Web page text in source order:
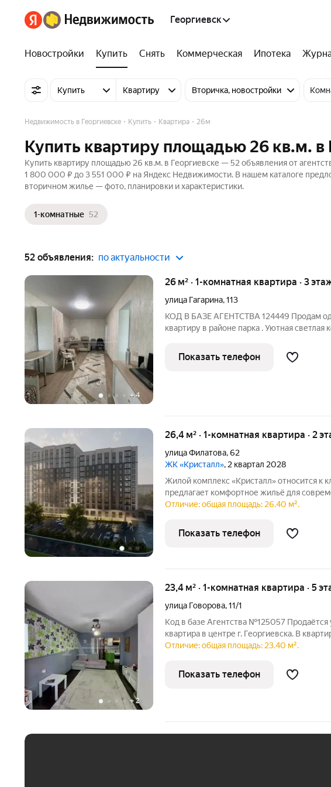
Георгиевск
Новостройки Купить Снять Коммерческая Ипотека
Купить Квартиру Вторичка, новостройки
Недвижимость в Георгиевске Купить Квартира 26м
Купить квартиру площадью 26 кв.м. в
Купить квартиру площадью 26 кв.м. в Георгиевске — 52 объявления от
1 800 000 ₽ до 3 551 000 ₽ на Яндекс Недвижимости. В нашем каталоге
вторичном жилье — фото, планировки и характеристики.
1-комнатные 52
52 объявления: по актуальности
+4
26 м² · 1-комнатная квартира · 3
улица Гагарина,113
КОД В БАЗЕ АГЕНТСТВА 124449 Продам
квартиру в районе парка . Уютная светлая
доступности , парк для прогулок ,
,транспорт общего
Показать телефон
26,4 м² · 1-комнатная квартира · 2
улица Филатова,62
ЖК «Кристалл», 2 квартал 2028
Жилой комплекс «Кристалл» относится к
предлагает комфортное жильё для
Комплекс расположен в активно
трёхподъездный дом, в котором
Отличие: общая площадь: 26.40 м².
Показать телефон
+2
23,4 м² · 1-комнатная квартира · 5
улица Говорова,11/1
Код в базе Агентства №125057 Продаётся
квартира в центре г. Георгиевска. В
косметический ремонт. Панорамное окно
вопросы ответим по
Отличие: общая площадь: 23.40 м².
Показать телефон